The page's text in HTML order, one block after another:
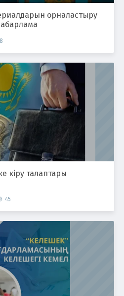
орналастыру
8
кіру талаптары
45